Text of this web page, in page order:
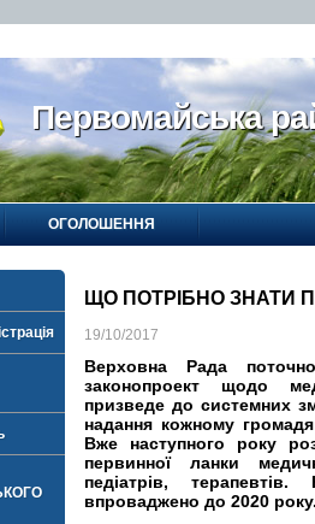
Первомайська
ОГОЛОШЕННЯ
ЩО ПОТРІБНО ЗНАТИ
19/10/2017
Верховна Рада
законопроект щодо
призведе до системних
надання кожному
Вже наступного року
первинної ланки
педіатрів,
впроваджено до 2020